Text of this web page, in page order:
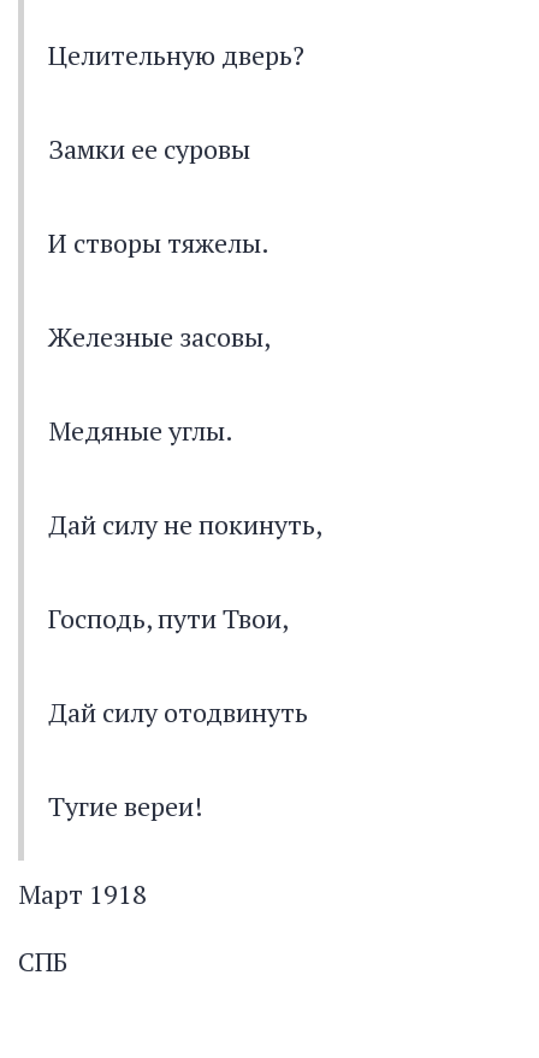
Целительную дверь?
Замки ее суровы
И створы тяжелы.
Железные засовы,
Медяные углы.
Дай силу не покинуть,
Господь, пути Твои,
Дай силу отодвинуть
Тугие вереи!
Mapт 1918
СПБ